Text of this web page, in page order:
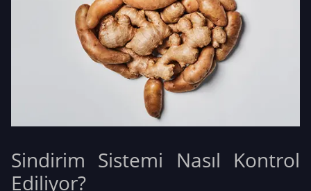
Sindirim Sistemi Nasıl Kontrol
Ediliyor?